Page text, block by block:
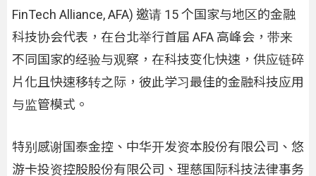
FinTech Alliance, AFA) 邀请 15 个国家与地区的金融
科技协会代表，在台北举行首届 AFA 高峰会，带来
不同国家的经验与观察，在科技变化快速，供应链碎
片化且快速移转之际，彼此学习最佳的金融科技应用
与监管模式。
特别感谢国泰金控、中华开发资本股份有限公司、悠
游卡投资控股股份有限公司、理慈国际科技法律事务